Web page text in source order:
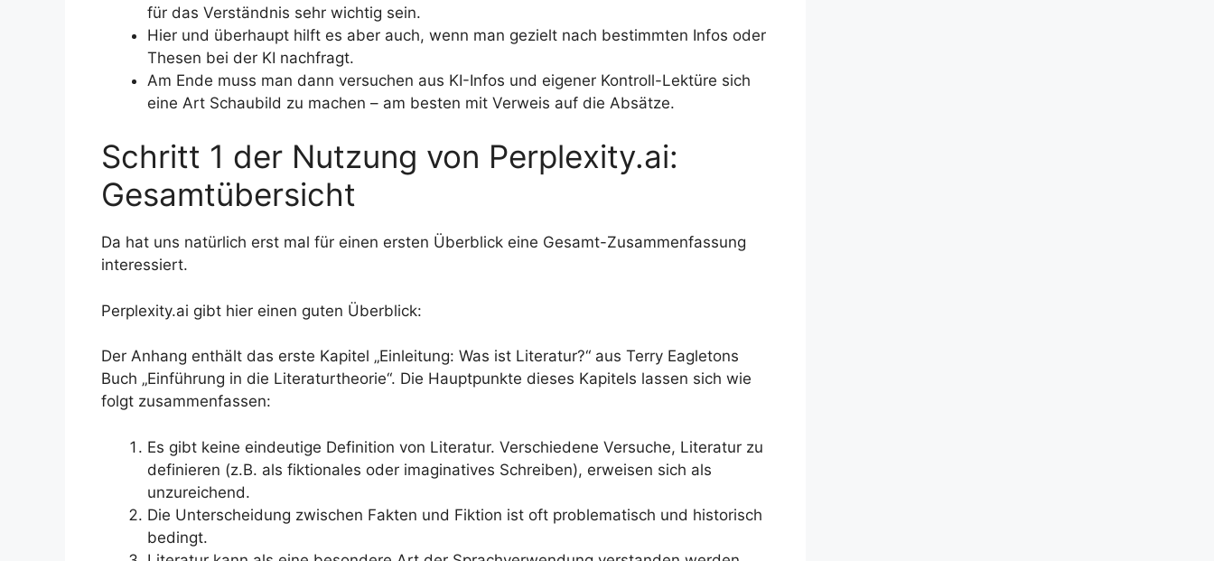
für das Verständnis sehr wichtig sein.
Hier und überhaupt hilft es aber auch, wenn man gezielt nach bestimmten Infos oder
Thesen bei der KI nachfragt.
Am Ende muss man dann versuchen aus KI-Infos und eigener Kontroll-Lektüre sich
eine Art Schaubild zu machen – am besten mit Verweis auf die Absätze.
Schritt 1 der Nutzung von Perplexity.ai:
Gesamtübersicht
Da hat uns natürlich erst mal für einen ersten Überblick eine Gesamt-Zusammenfassung
interessiert.
Perplexity.ai gibt hier einen guten Überblick:
Der Anhang enthält das erste Kapitel „Einleitung: Was ist Literatur?“ aus Terry Eagletons
Buch „Einführung in die Literaturtheorie“. Die Hauptpunkte dieses Kapitels lassen sich wie
folgt zusammenfassen:
Es gibt keine eindeutige Definition von Literatur. Verschiedene Versuche, Literatur zu
definieren (z.B. als fiktionales oder imaginatives Schreiben), erweisen sich als
unzureichend.
Die Unterscheidung zwischen Fakten und Fiktion ist oft problematisch und historisch
bedingt.